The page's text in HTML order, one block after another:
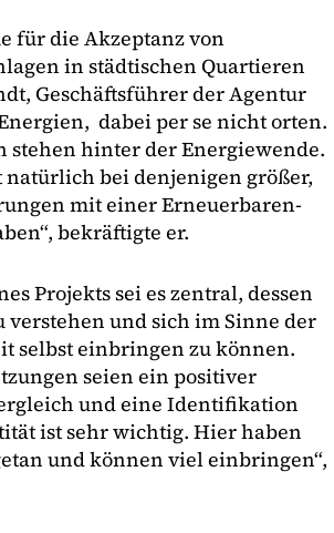
für die Akzeptanz von
in städtischen Quartieren
Geschäftsführer der Agentur
dabei per se nicht orten.
stehen hinter der Energiewende.
natürlich bei denjenigen größer,
mit einer Erneuerbaren-
bekräftigte er.
Projekts sei es zentral, dessen
und sich im Sinne der
selbst einbringen zu können.
seien ein positiver
und eine Identifikation
ist sehr wichtig. Hier haben
und können viel einbringen“,